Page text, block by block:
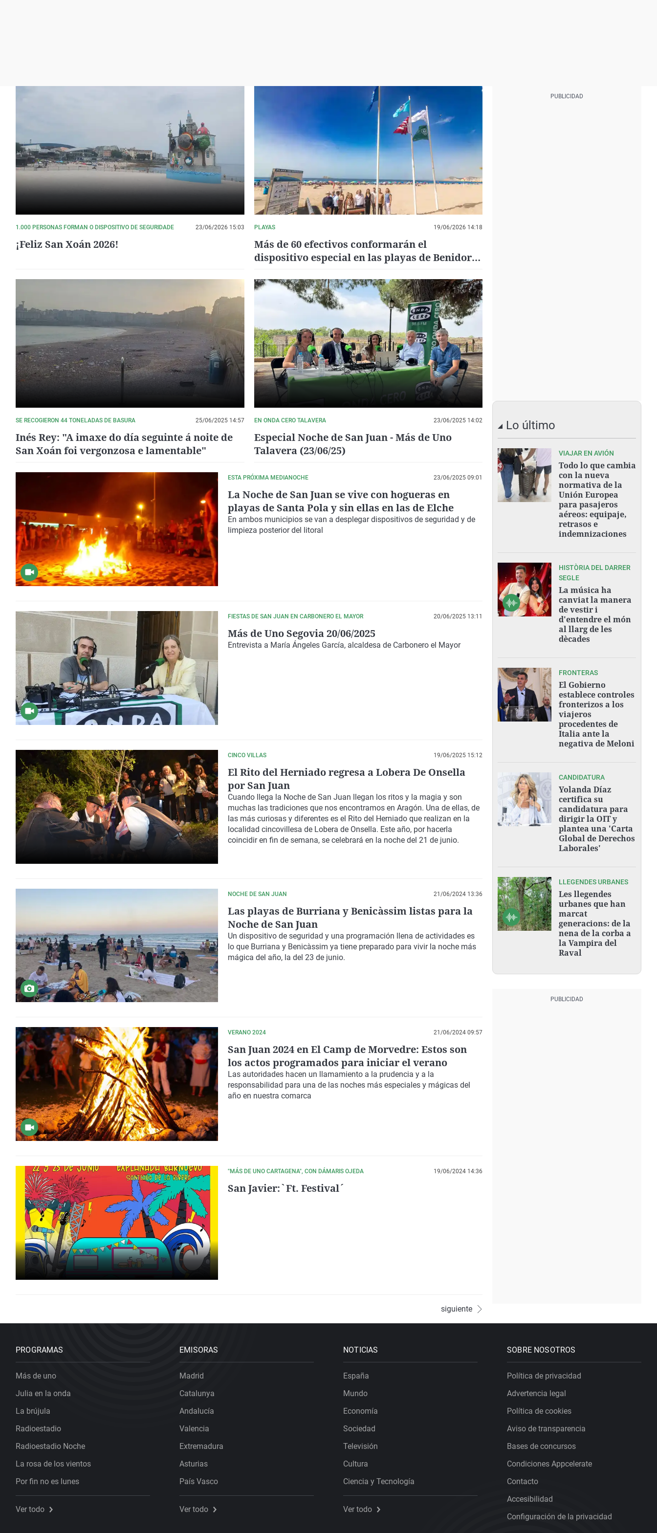
1.000 PERSONAS FORMAN O DISPOSITIVO DE SEGURIDADE 23/06/2026 15:03
¡Feliz San Xoán 2026!
PLAYAS 19/06/2026 14:18
Más de 60 efectivos conformarán el
dispositivo especial en las playas de Benidorm
SE RECOGIERON 44 TONELADAS DE BASURA 25/06/2025 14:57
Inés Rey: "A imaxe do día seguinte á noite de
San Xoán foi vergonzosa e lamentable"
EN ONDA CERO TALAVERA 23/06/2025 14:02
Especial Noche de San Juan - Más de Uno
Talavera (23/06/25)
ESTA PRÓXIMA MEDIANOCHE 23/06/2025 09:01
La Noche de San Juan se vive con hogueras en
playas de Santa Pola y sin ellas en las de Elche
En ambos municipios se van a desplegardispositivos de seguridad y de
limpieza posterior del litoral
FIESTAS DE SAN JUAN EN CARBONERO EL MAYOR 20/06/2025 13:11
Más de Uno Segovia 20/06/2025
Entrevista a María Ángeles García, alcaldesa de Carbonero el Mayor
CINCO VILLAS 19/06/2025 15:12
El Rito del Herniado regresa a Lobera De Onsella
por San Juan
Cuando llega la Noche de San Juan llegan los ritos y la magia y son
muchas las tradiciones que nos encontramos en Aragón. Una de ellas, de
las más curiosas y diferentes es el Rito del Herniado que realizan en la
localidad cincovillesa de Lobera de Onsella. Este año, por hacerla
coincidir en fin de semana, se celebrará en la noche del 21 de junio.
NOCHE DE SAN JUAN 21/06/2024 13:36
Las playas de Burriana y Benicàssim listas para la
Noche de San Juan
Un dispositivo de seguridad y una programación llena de actividades es
lo que Burriana y Benicàssim ya tiene preparado para vivir la noche más
mágica del año, la del 23 de junio.
VERANO 2024 21/06/2024 09:57
San Juan 2024 en El Camp de Morvedre: Estos son
los actos programados para iniciar el verano
Las autoridades hacen un
llamamiento a la prudencia y a la
responsabilidad para una de las noches más especiales y mágicas del
año en nuestra comarca
"MÁS DE UNO CARTAGENA", CON DÁMARIS OJEDA 19/06/2024 14:36
San Javier:`Ft. Festival´
siguiente
Lo último
VIAJAR EN AVIÓN
Todo lo que cambia
con la nueva
normativa de la
Unión Europea
para pasajeros
aéreos: equipaje,
retrasos e
indemnizaciones
HISTÒRIA DEL DARRER
SEGLE
La música ha
canviat la manera
de vestir i
d'entendre el món
al llarg de les
dècades
FRONTERAS
El Gobierno
establece controles
fronterizos a los
viajeros
procedentes de
Italia ante la
negativa de Meloni
CANDIDATURA
Yolanda Díaz
certifica su
candidatura para
dirigir la OIT y
plantea una 'Carta
Global de Derechos
Laborales'
LLEGENDES URBANES
Les llegendes
urbanes que han
marcat
generacions: de la
nena de la corba a
la Vampira del
Raval
PROGRAMAS
Más de uno
Julia en la onda
La brújula
Radioestadio
Radioestadio Noche
La rosa de los vientos
Por fin no es lunes
Ver todo
EMISORAS
Madrid
Catalunya
Andalucía
Valencia
Extremadura
Asturias
País Vasco
Ver todo
NOTICIAS
España
Mundo
Economía
Sociedad
Televisión
Cultura
Ciencia y Tecnología
Ver todo
SOBRE NOSOTROS
Política de privacidad
Advertencia legal
Política de cookies
Aviso de transparencia
Bases de concursos
Condiciones Appcelerate
Contacto
Accesibilidad
Configuración de la privacidad